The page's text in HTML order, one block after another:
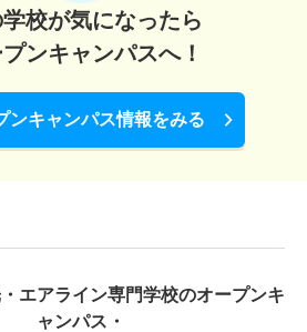
校が気になったら
ンキャンパスへ！
ンキャンパス情報をみる
エアライン専門学校のオープンキ
ャンパス・